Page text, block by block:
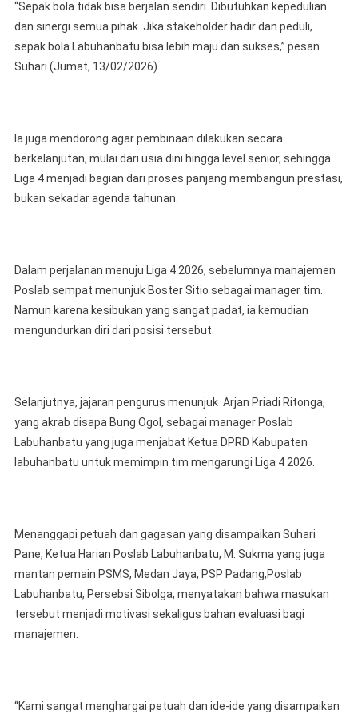
“Sepak bola tidak bisa berjalan sendiri. Dibutuhkan kepedulian
dan sinergi semua pihak. Jika stakeholder hadir dan peduli,
sepak bola Labuhanbatu bisa lebih maju dan sukses,” pesan
Suhari (Jumat, 13/02/2026).
Ia juga mendorong agar pembinaan dilakukan secara
berkelanjutan, mulai dari usia dini hingga level senior, sehingga
Liga 4 menjadi bagian dari proses panjang membangun prestasi,
bukan sekadar agenda tahunan.
Dalam perjalanan menuju Liga 4 2026, sebelumnya manajemen
Poslab sempat menunjuk Boster Sitio sebagai manager tim.
Namun karena kesibukan yang sangat padat, ia kemudian
mengundurkan diri dari posisi tersebut.
Selanjutnya, jajaran pengurus menunjuk Arjan Priadi Ritonga,
yang akrab disapa Bung Ogol, sebagai manager Poslab
Labuhanbatu yang juga menjabat Ketua DPRD Kabupaten
labuhanbatu untuk memimpin tim mengarungi Liga 4 2026.
Menanggapi petuah dan gagasan yang disampaikan Suhari
Pane, Ketua Harian Poslab Labuhanbatu, M. Sukma yang juga
mantan pemain PSMS, Medan Jaya, PSP Padang,Poslab
Labuhanbatu, Persebsi Sibolga, menyatakan bahwa masukan
tersebut menjadi motivasi sekaligus bahan evaluasi bagi
manajemen.
“Kami sangat menghargai petuah dan ide-ide yang disampaikan